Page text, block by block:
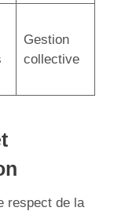
Gestion
collective
respect de la